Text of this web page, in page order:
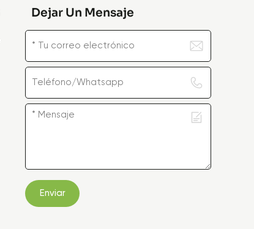
Dejar Un Mensaje
Enviar